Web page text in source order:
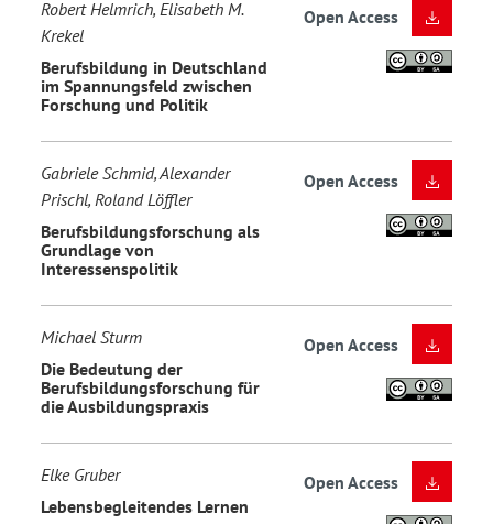
Robert Helmrich, Elisabeth M.
Krekel
Berufsbildung in Deutschland
im Spannungsfeld zwischen
Forschung und Politik
Open Access
Gabriele Schmid, Alexander
Prischl, Roland Löffler
Berufsbildungsforschung als
Grundlage von
Interessenspolitik
Open Access
Michael Sturm
Die Bedeutung der
Berufsbildungsforschung für
die Ausbildungspraxis
Open Access
Elke Gruber
Lebensbegleitendes Lernen
Open Access